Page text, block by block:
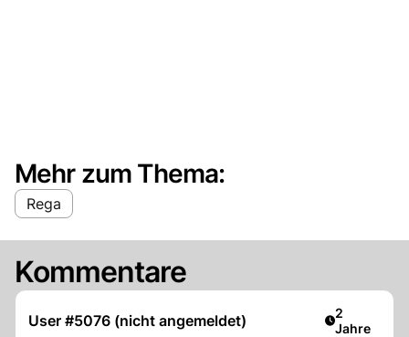
Mehr zum Thema:
Rega
Kommentare
User #5076 (nicht angemeldet) Artikel
2
Jahre